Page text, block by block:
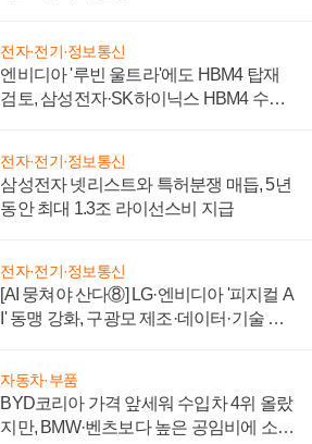
전자·전기·정보통신
엔비디아 '루빈 울트라'에도 HBM4 탑재
검토, 삼성전자·SK하이닉스 HBM4 수율
전자·전기·정보통신
삼성전자 넷리스트와 특허분쟁 매듭, 5년
동안 최대 1.3조 라이선스비 지급
전자·전기·정보통신
[AI 뭉쳐야 산다⑧] LG·엔비디아 '피지컬 A
I' 동맹 강화, 구광모 제조·데이터·기술 결
자동차·부품
BYD코리아 가격 앞세워 수입차 4위 올랐
지만, BMW·벤츠보다 높은 공임비에 소비